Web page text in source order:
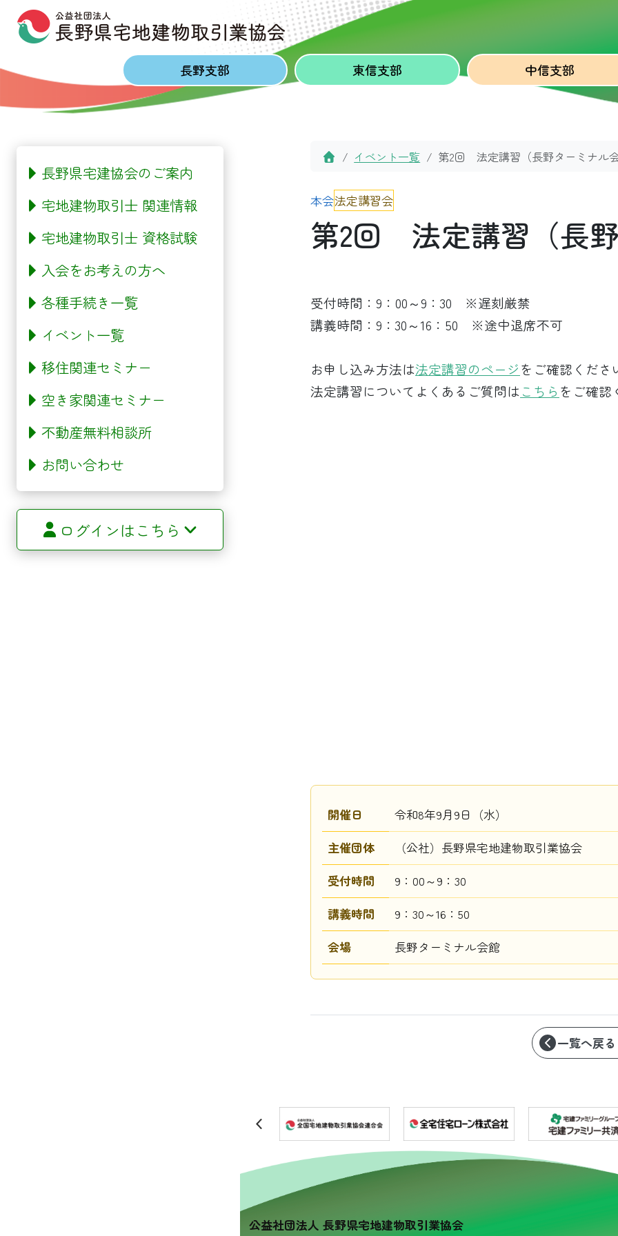
Skip to content
Skip to footer
長野支部 東信支部 中信支部
Homeイベント一覧 第2回 法定講習（長野ターミナル会
本会法定講習会
第2回 法定講習（長野
受付時間：9：00～9：30 ※遅刻厳禁
講義時間：9：30～16：50 ※途中退席不可
お申し込み方法は法定講習のページをご確認くださ
法定講習についてよくあるご質問は こちら をご確認
開催日
令和8年9月9日（水）
主催団体
（公社）長野県宅地建物取引業協会
受付時間
9：00～9：30
講義時間
9：30～16：50
会場
長野ターミナル会館
一覧へ戻る
公益社団法人 長野県宅地建物取引業協会
長野県宅建協会のご案内
宅地建物取引士 関連情報
宅地建物取引士 資格試験
入会をお考えの方へ
各種手続き一覧
イベント一覧
移住関連セミナー
空き家関連セミナー
不動産無料相談所
お問い合わせ
ログインはこちら